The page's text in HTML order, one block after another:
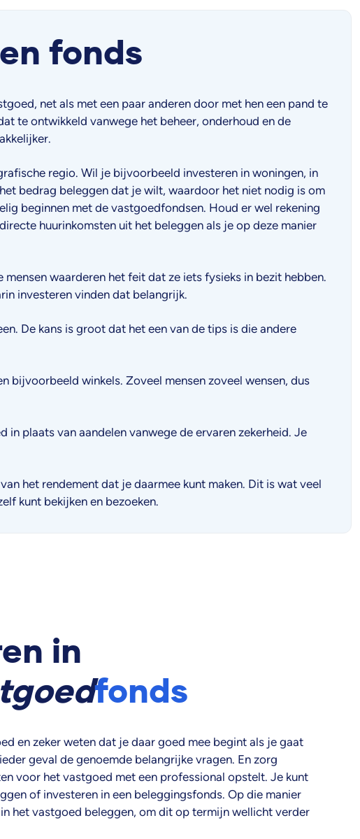
fonds
net als met een paar anderen door met hen een pand te
te ontwikkeld vanwege het beheer, onderhoud en de
regio. Wil je bijvoorbeeld investeren in woningen, in
bedrag beleggen dat je wilt, waardoor het niet nodig is om
beginnen met de vastgoedfondsen. Houd er wel rekening
huurinkomsten uit het beleggen als je op deze manier
waarderen het feit dat ze iets fysieks in bezit hebben.
investeren vinden dat belangrijk.
De kans is groot dat het een van de tips is die andere
bijvoorbeeld winkels. Zoveel mensen zoveel wensen, dus
plaats van aandelen vanwege de ervaren zekerheid. Je
het rendement dat je daarmee kunt maken. Dit is wat veel
kunt bekijken en bezoeken.
in
fonds
en zeker weten dat je daar goed mee begint als je gaat
geval de genoemde belangrijke vragen. En zorg
voor het vastgoed met een professional opstelt. Je kunt
of investeren in een beleggingsfonds. Op die manier
het vastgoed beleggen, om dit op termijn wellicht verder